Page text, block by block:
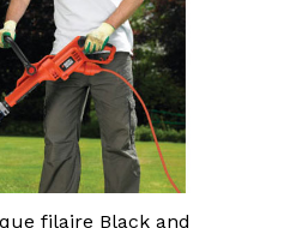
filaire Black and